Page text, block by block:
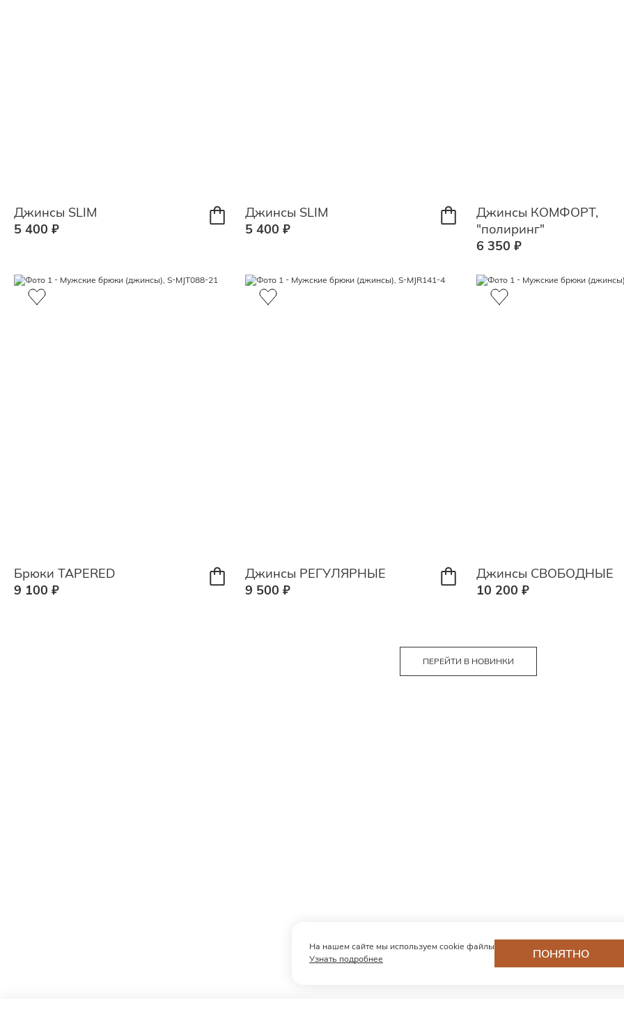
Джинсы SLIM
5 400 ₽
Джинсы SLIM
5 400 ₽
Джинсы КОМФОРТ,
"полиринг"
6 350 ₽
Брюки TAPERED
9 100 ₽
Джинсы РЕГУЛЯРНЫЕ
9 500 ₽
Джинсы СВОБОДНЫЕ
10 200 ₽
ПЕРЕЙТИ В НОВИНКИ
На нашем сайте мы используем cookie файлы
Узнать подробнее
ПОНЯТНО